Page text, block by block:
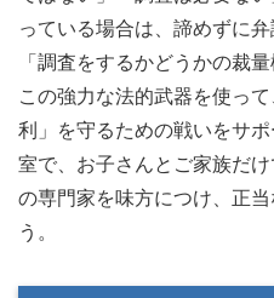
っている場合は、諦めずに弁
「調査をするかどうかの裁
この強力な法的武器を使っ
利」を守るための戦いをサ
室で、お子さんとご家族だ
の専門家を味方につけ、正
う。